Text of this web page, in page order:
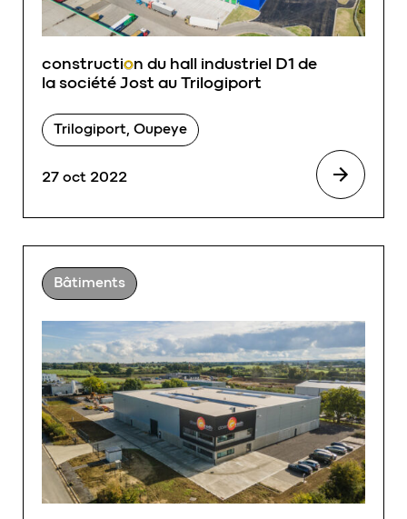
construction du hall industriel D1 de
la société Jost au Trilogiport
Trilogiport, Oupeye
27 oct 2022
Bâtiments